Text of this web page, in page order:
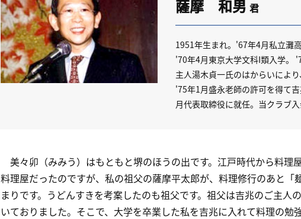
薩摩 和男 君
1951年生まれ。'67年4月私立灘高
'70年4月東京大学文科I類入学。
主人湯木貞一氏のはからいによ
'75年1月盛永老師の許可を得て
月代表取締役に就任。当クラブ
美々卯（みみう）はもともと堺のほうの出です。江戸時代から料理
料理屋だったのですが、私の祖父の薩摩平太郎が、料理修行のあと
まりです。うどんすきを考案したのも祖父です。祖父は吉兆のご主人
いておりました。そこで、大学を卒業した私を吉兆に入れて料理の勉